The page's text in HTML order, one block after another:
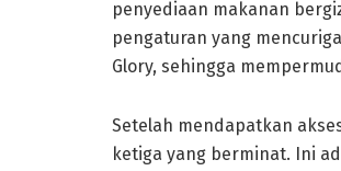
penyediaan makanan
pengaturan yang
Glory, sehingga
Setelah mendapatkan
ketiga yang berminat. Ini